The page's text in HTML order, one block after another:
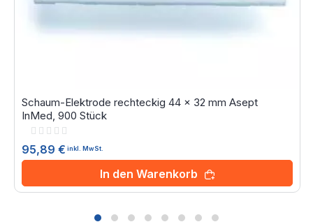
Schaum-Elektrode rechteckig 44 x 32 mm Asept
InMed, 900 Stück
Rating:
95,89 € inkl. MwSt.
In den Warenkorb